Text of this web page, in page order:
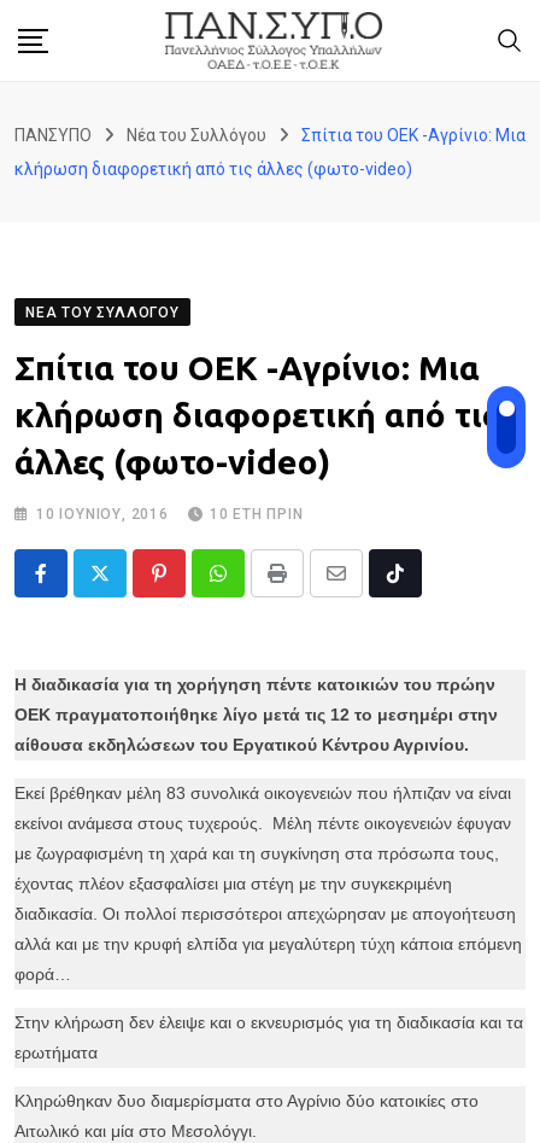
ΠΑΝΣΥΠΟ Νέα του Συλλόγου
Σπίτια του ΟΕΚ -Aγρίνιο: Μια
κλήρωση διαφορετική από τις άλλες (φωτο-video)
ΝΈΑ ΤΟΥ ΣΥΛΛΌΓΟΥ
Σπίτια του ΟΕΚ -Aγρίνιο: Μια
κλήρωση διαφορετική από τις
άλλες (φωτο-video)
10 ΙΟΥΝΊΟΥ, 2016 10 ΈΤΗ ΠΡΙΝ
PinterestWhatsappPrint
Share
Tiktok
Η διαδικασία για τη χορήγηση πέντε κατοικιών του πρώην
ΟΕΚ πραγματοποιήθηκε λίγο μετά τις 12 το μεσημέρι στην
αίθουσα εκδηλώσεων του Εργατικού Κέντρου Αγρινίου.
Εκεί βρέθηκαν μέλη 83 συνολικά οικογενειών που ήλπιζαν να είναι
εκείνοι ανάμεσα στους τυχερούς. Μέλη πέντε οικογενειών έφυγαν
με ζωγραφισμένη τη χαρά και τη συγκίνηση στα πρόσωπα τους,
έχοντας πλέον εξασφαλίσει μια στέγη με την συγκεκριμένη
διαδικασία. Οι πολλοί περισσότεροι απεχώρησαν με απογοήτευση
αλλά και με την κρυφή ελπίδα για μεγαλύτερη τύχη κάποια επόμενη
φορά…
Στην κλήρωση δεν έλειψε και ο εκνευρισμός για τη διαδικασία και τα
ερωτήματα
Κληρώθηκαν δυο διαμερίσματα στο Αγρίνιο δύο κατοικίες στο
Αιτωλικό και μία στο Μεσολόγγι.